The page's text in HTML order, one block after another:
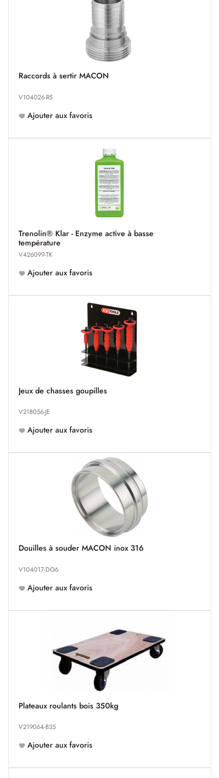
Raccords à sertir MACON
V104026-RS
Ajouter aux favoris
Trenolin® Klar - Enzyme active à basse
température
V426099-TK
Ajouter aux favoris
Jeux de chasses goupilles
V218056-JE
Ajouter aux favoris
Douilles à souder MACON inox 316
V104017-DO6
Ajouter aux favoris
Plateaux roulants bois 350kg
V219064-B35
Ajouter aux favoris